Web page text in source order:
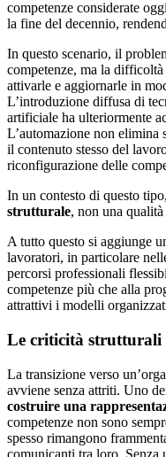
competenze considerate
la fine del decennio,
In questo scenario, il
competenze, ma la
attivarle e aggiornarle in
L’introduzione diffusa di
artificiale ha ulteriormente
L’automazione non
il contenuto stesso del
riconfigurazione delle
In un contesto di questo tipo,
strutturale, non una qualità
A tutto questo si aggiunge
lavoratori, in particolare
percorsi professionali
competenze più che alla
attrattivi i modelli
Le criticità strutturali
La transizione verso
avviene senza attriti. Uno
costruire una
competenze non sono
spesso rimangono
comunicanti tra loro. Senza